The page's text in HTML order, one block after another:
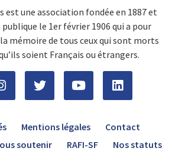
est une association fondée en 1887 et
le 1er février 1906 qui a pour
mémoire de tous ceux qui sont morts
soient Français ou étrangers.
Mentions légales
Contact
soutenir RAFI-SF Nos statuts